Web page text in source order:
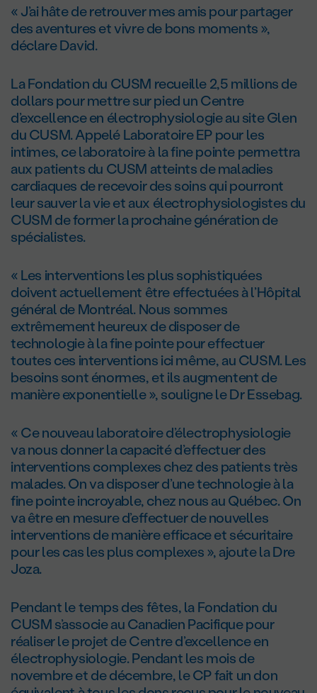
« J’ai hâte de retrouver mes amis pour partager
des aventures et vivre de bons moments »,
déclare David.
La Fondation du CUSM recueille 2,5 millions de
dollars pour mettre sur pied un Centre
d’excellence en électrophysiologie au site Glen
du CUSM. Appelé Laboratoire EP pour les
intimes, ce laboratoire à la fine pointe permettra
aux patients du CUSM atteints de maladies
cardiaques de recevoir des soins qui pourront
leur sauver la vie et aux électrophysiologistes du
CUSM de former la prochaine génération de
spécialistes.
« Les interventions les plus sophistiquées
doivent actuellement être effectuées à l’Hôpital
général de Montréal. Nous sommes
extrêmement heureux de disposer de
technologie à la fine pointe pour effectuer
toutes ces interventions ici même, au CUSM. Les
besoins sont énormes, et ils augmentent de
manière exponentielle », souligne le DrEssebag.
« Ce nouveau laboratoire d’électrophysiologie
va nous donner la capacité d’effectuer des
interventions complexes chez des patients très
malades. On va disposer d’une technologie à la
fine pointe incroyable, chez nous au Québec. On
va être en mesure d’effectuer de nouvelles
interventions de manière efficace et sécuritaire
pour les cas les plus complexes », ajoute la Dre
Joza.
Pendant le temps des fêtes, la Fondation du
CUSM s’associe au Canadien Pacifique pour
réaliser le projet de Centre d’excellence en
électrophysiologie. Pendant les mois de
novembre et de décembre, le CP fait un don